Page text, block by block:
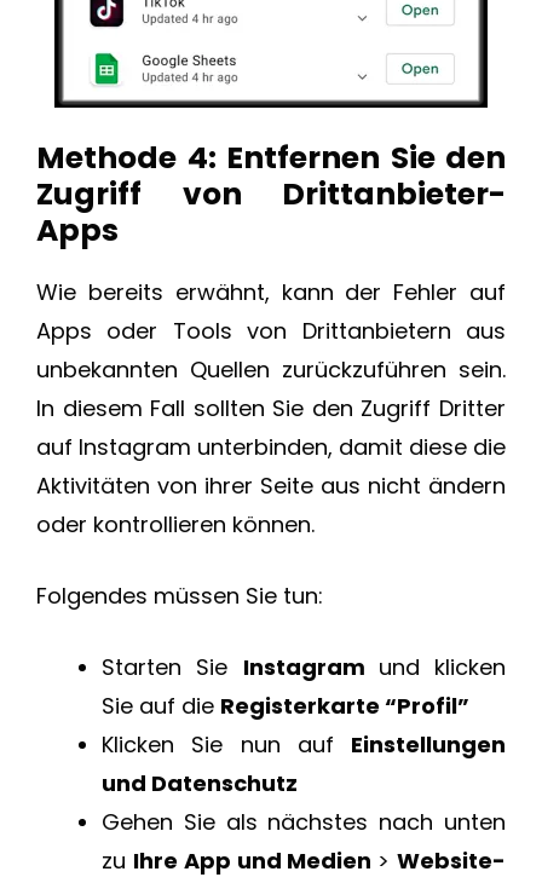
Methode 4: Entfernen Sie den
Zugriff von Drittanbieter-
Apps
Wie bereits erwähnt, kann der Fehler auf
Apps oder Tools von Drittanbietern aus
unbekannten Quellen zurückzuführen sein.
In diesem Fall sollten Sie den Zugriff Dritter
auf Instagram unterbinden, damit diese die
Aktivitäten von ihrer Seite aus nicht ändern
oder kontrollieren können.
Folgendes müssen Sie tun:
Starten Sie Instagram und klicken
Sie auf die Registerkarte “Profil”
Klicken Sie nun auf Einstellungen
und Datenschutz
Gehen Sie als nächstes nach unten
zu Ihre App und Medien >Website-